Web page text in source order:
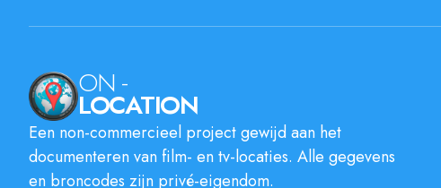
ON -
LOCATION
Een non-commercieel project gewijd aan het
documenteren van film- en tv-locaties. Alle gegevens
en broncodes zijn privé-eigendom.